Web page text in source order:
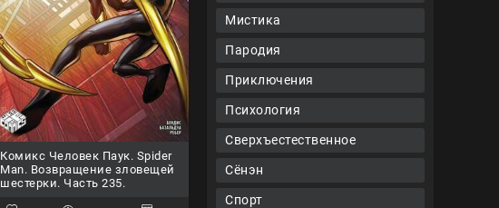
Мистика
Пародия
Приключения
Психология
Сверхъестественное
Сёнэн
Спорт
Комикс Человек Паук. Spider
Man. Возвращение зловещей
шестерки. Часть 235.